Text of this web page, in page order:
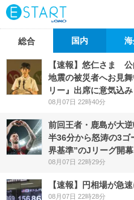
総合 国内
【速報】悠仁さま
地震の被災者へお見
リー』出席に意気込み
08月07日 22時40分
前回王者・鹿島が大
半36分から怒涛の3ゴ
界基準”のJリーグ開幕
08月07日 22時29分
【速報】円相場が急
08月07日 22時28分